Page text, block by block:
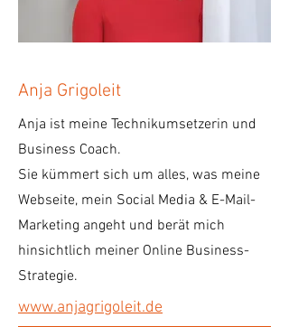
Anja Grigoleit
Anja ist meine Technikumsetzerin und
Business Coach.
Sie kümmert sich um alles, was meine
Webseite, mein Social Media & E-Mail-
Marketing angeht und berät mich
hinsichtlich meiner Online Business-
Strategie.
www.anjagrigoleit.de